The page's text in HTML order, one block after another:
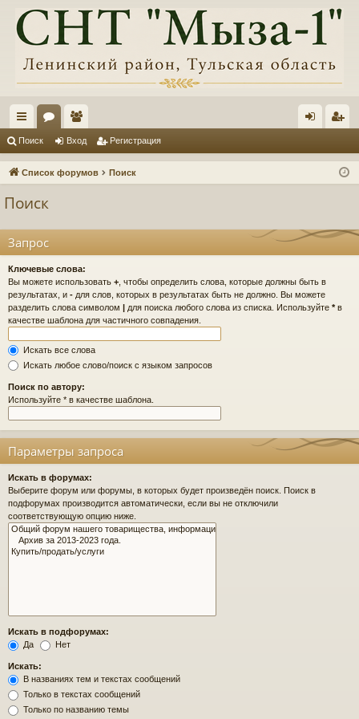
с
ы ум
ол
ьз д ис
ия
Поиск Вход Регистрация
Список форумов Поиск
Поиск
Запрос
Ключевые слова:
Вы можете использовать + , чтобы определить слова, которые должны быть в
результатах, и - для слов, которых в результатах быть не должно. Вы можете
разделить слова символом | для поиска любого слова из списка. Используйте *в
качестве шаблона для частичного совпадения.
Искать все слова
Искать любое слово/поиск с языком запросов
Поиск по автору:
Используйте * в качестве шаблона.
Параметры запроса
Искать в форумах:
Выберите форум или форумы, в которых будет произведён поиск. Поиск в
подфорумах производится автоматически, если вы не отключили
соответствующую опцию ниже.
Искать в подфорумах:
Да
Нет
Искать:
В названиях тем и текстах сообщений
Только в текстах сообщений
Только по названию темы